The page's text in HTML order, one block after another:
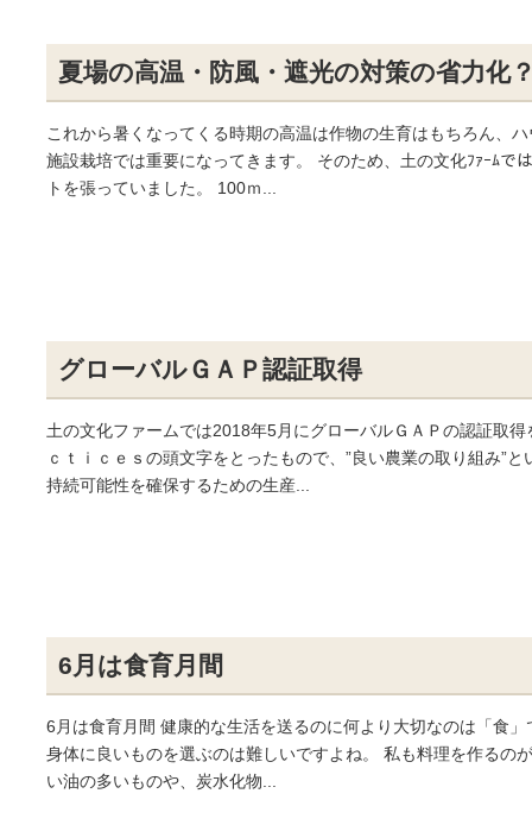
夏場の高温・防風・遮光の対策の省力化
これから暑くなってくる時期の高温は作物の生育はもちろん、
施設栽培では重要になってきます。 そのため、土の文化ﾌｧｰﾑ
トを張っていました。 100ｍ...
グローバルＧＡＰ認証取得
土の文化ファームでは2018年5月にグローバルＧＡＰの認証
ｃｔｉｃｅｓの頭文字をとったもので、”良い農業の取り組み”
持続可能性を確保するための生産...
6月は食育月間
6月は食育月間 健康的な生活を送るのに何より大切なのは「食
身体に良いものを選ぶのは難しいですよね。 私も料理を作るの
い油の多いものや、炭水化物...